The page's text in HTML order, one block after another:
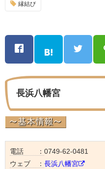
縁結び
長浜八幡宮
電話 ： 0749-62-0481
ウェブ ： 長浜八幡宮